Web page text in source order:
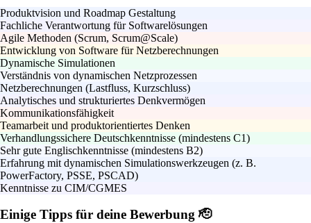
Produktvision und Roadmap Gestaltung
Fachliche Verantwortung für Softwarelösungen
Agile Methoden (Scrum, Scrum@Scale)
Entwicklung von Software für Netzberechnungen
Dynamische Simulationen
Verständnis von dynamischen Netzprozessen
Netzberechnungen (Lastfluss, Kurzschluss)
Analytisches und strukturiertes Denkvermögen
Kommunikationsfähigkeit
Teamarbeit und produktorientiertes Denken
Verhandlungssichere Deutschkenntnisse (mindestens C1)
Sehr gute Englischkenntnisse (mindestens B2)
Erfahrung mit dynamischen Simulationswerkzeugen (z. B.
PowerFactory, PSSE, PSCAD)
Kenntnisse zu CIM/CGMES
Einige Tipps für deine Bewerbung 🫡